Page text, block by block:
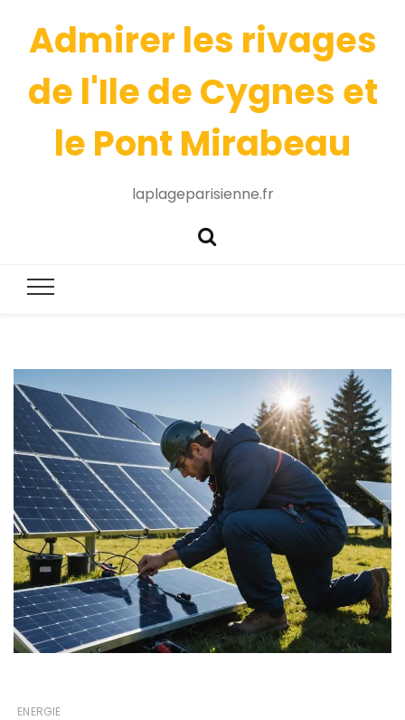
Admirer les rivages
de l'Ile de Cygnes et
le Pont Mirabeau
laplageparisienne.fr
ENERGIE